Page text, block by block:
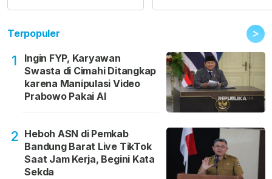
Terpopuler >
1
Ingin FYP, Karyawan
Swasta di Cimahi Ditangkap
karena Manipulasi Video
Prabowo Pakai AI
2 Heboh ASN di Pemkab
Bandung Barat Live TikTok
Saat Jam Kerja, Begini Kata
Sekda